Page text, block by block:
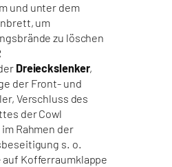
und unter dem
um
zu löschen
Dreieckslenker,
der Front- und
Verschluss des
der Cowl
Rahmen der
s. o.
auf Kofferraumklappe